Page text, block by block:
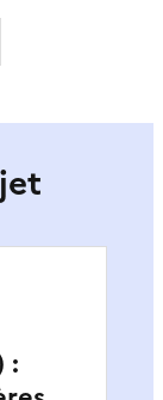
par email
: